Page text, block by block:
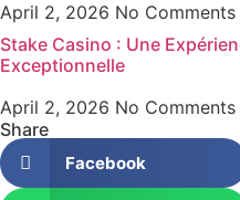
April 2, 2026 No Comments
Stake Casino : Une
Exceptionnelle
April 2, 2026 No Comments
Share
Facebook